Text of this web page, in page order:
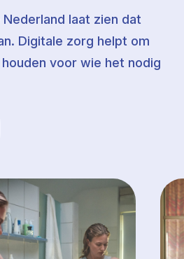
laat zien dat
Digitale zorg helpt om
voor wie het nodig